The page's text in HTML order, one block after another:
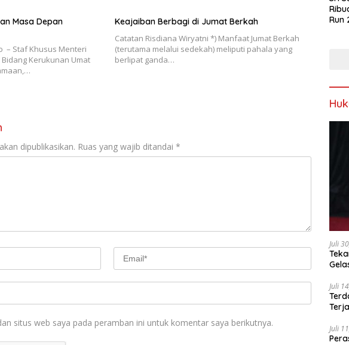
Masa Depan
– Staf Khusus Menteri
Kerukunan Umat
Keajaiban Berbagi di Jumat Berkah
Catatan Risdiana Wiryatni *) Manfaat Jumat Berkah
(terutama melalui sedekah) meliputi pahala yang
berlipat ganda…
dipublikasikan. Ruas yang wajib ditandai *
situs web saya pada peramban ini untuk komentar saya berikutnya.
Run
Juli
Juli
Juli